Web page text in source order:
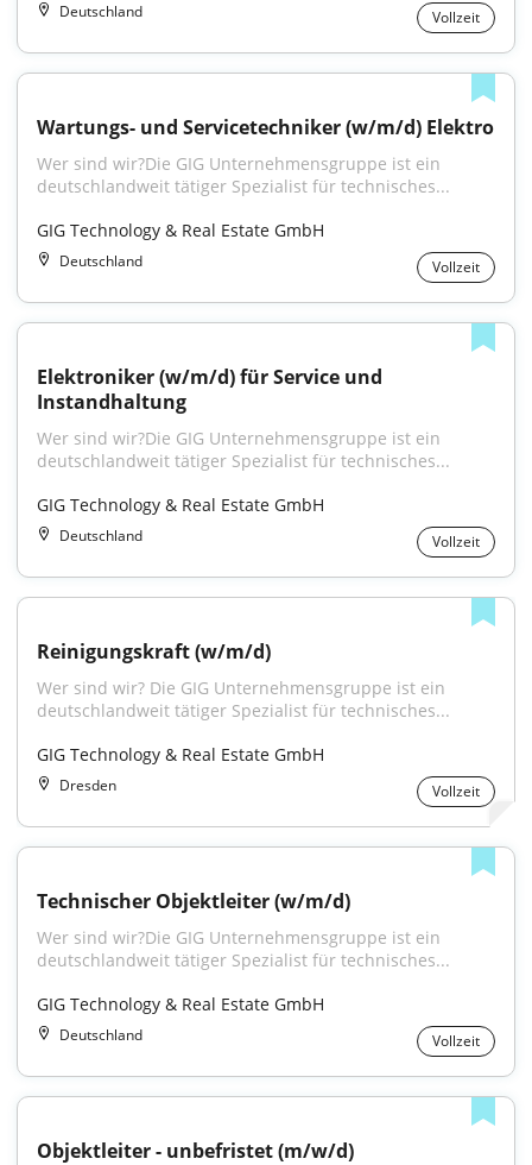
Deutschland Vollzeit
Wartungs- und Servicetechniker (w/m/d) Elektro
Wer sind wir?Die GIG Unternehmensgruppe ist ein
deutschlandweit tätiger Spezialist für technisches...
GIG Technology & Real Estate GmbH
Deutschland Vollzeit
Elektroniker (w/m/d) für Service und
Instandhaltung
Wer sind wir?Die GIG Unternehmensgruppe ist ein
deutschlandweit tätiger Spezialist für technisches...
GIG Technology & Real Estate GmbH
Deutschland Vollzeit
Reinigungskraft (w/m/d)
Wer sind wir? Die GIG Unternehmensgruppe ist ein
deutschlandweit tätiger Spezialist für technisches...
GIG Technology & Real Estate GmbH
Dresden Vollzeit
Technischer Objektleiter (w/m/d)
Wer sind wir?Die GIG Unternehmensgruppe ist ein
deutschlandweit tätiger Spezialist für technisches...
GIG Technology & Real Estate GmbH
Deutschland Vollzeit
Objektleiter - unbefristet (m/w/d)